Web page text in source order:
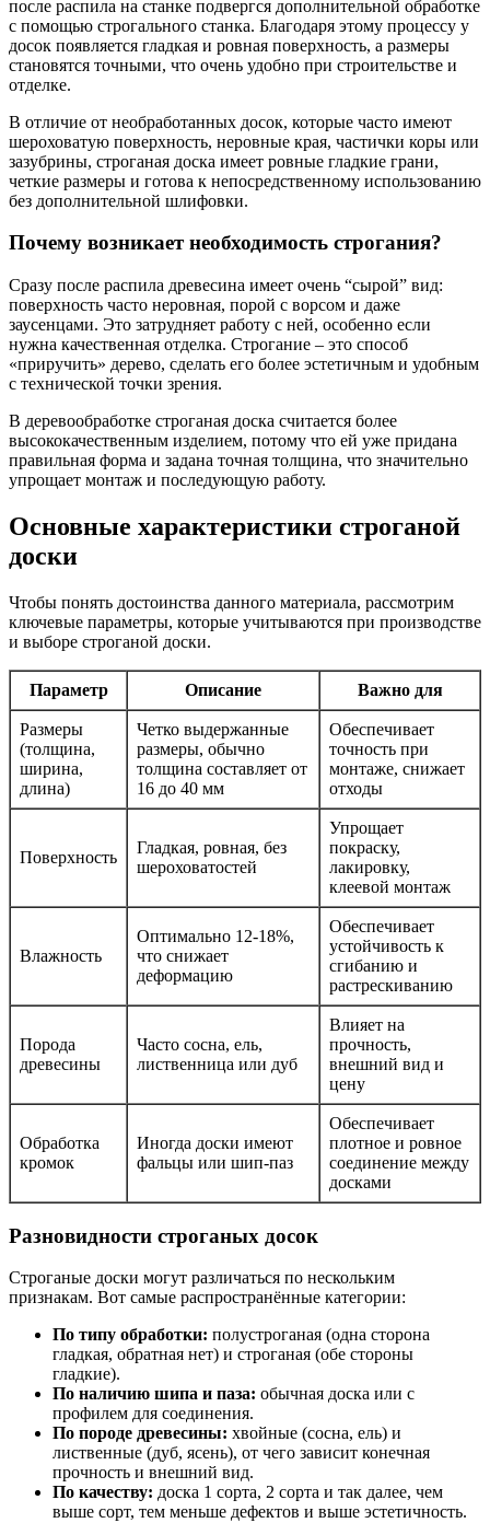
после распила на станке подвергся дополнительной обработке
с помощью строгального станка. Благодаря этому процессу у
досок появляется гладкая и ровная поверхность, а размеры
становятся точными, что очень удобно при строительстве и
отделке.
В отличие от необработанных досок, которые часто имеют
шероховатую поверхность, неровные края, частички коры или
зазубрины, строганая доска имеет ровные гладкие грани,
четкие размеры и готова к непосредственному использованию
без дополнительной шлифовки.
Почему возникает необходимость строгания?
Сразу после распила древесина имеет очень “сырой” вид:
поверхность часто неровная, порой с ворсом и даже
заусенцами. Это затрудняет работу с ней, особенно если
нужна качественная отделка. Строгание – это способ
«приручить» дерево, сделать его более эстетичным и удобным
с технической точки зрения.
В деревообработке строганая доска считается более
высококачественным изделием, потому что ей уже придана
правильная форма и задана точная толщина, что значительно
упрощает монтаж и последующую работу.
Основные характеристики строганой
доски
Чтобы понять достоинства данного материала, рассмотрим
ключевые параметры, которые учитываются при производстве
и выборе строганой доски.
Параметр Описание Важно для
Размеры
(толщина,
ширина,
длина)
Четко выдержанные
размеры, обычно
толщина составляет от
16 до 40 мм
Обеспечивает
точность при
монтаже, снижает
отходы
Поверхность
Гладкая, ровная, без
шероховатостей
Упрощает
покраску,
лакировку,
клеевой монтаж
Влажность
Оптимально 12-18%,
что снижает
деформацию
Обеспечивает
устойчивость к
сгибанию и
растрескиванию
Порода
древесины
Часто сосна, ель,
лиственница или дуб
Влияет на
прочность,
внешний вид и
цену
Обработка
кромок
Иногда доски имеют
фальцы или шип-паз
Обеспечивает
плотное и ровное
соединение между
досками
Разновидности строганых досок
Строганые доски могут различаться по нескольким
признакам. Вот самые распространённые категории:
По типу обработки: полустроганая (одна сторона
гладкая, обратная нет) и строганая (обе стороны
гладкие).
По наличию шипа и паза: обычная доска или с
профилем для соединения.
По породе древесины: хвойные (сосна, ель) и
лиственные (дуб, ясень), от чего зависит конечная
прочность и внешний вид.
По качеству: доска 1 сорта, 2 сорта и так далее, чем
выше сорт, тем меньше дефектов и выше эстетичность.